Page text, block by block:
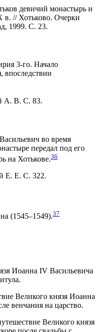
девичий монастырь и
в. // Хотьково. Очерки
1999. С. 23.
3-го. Начало
впоследствии
А. В. С. 83.
во время
передал под его
на Хотькове.36
Е. Е. С. 322.
(1545–1549).37
Иоанна IV Васильевича
Великого князя Иоанна
венчания на царство.
Великого князя